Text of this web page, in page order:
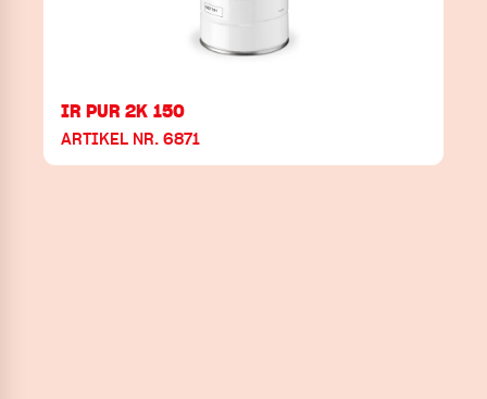
IR PUR 2K 150
ARTIKEL NR. 6871